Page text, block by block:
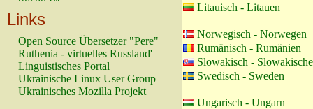
Links
Open Source Übersetzer "Pere"
Ruthenia - virtuelles Russland'
Linguistisches Portal
Ukrainische Linux User Group
Ukrainisches Mozilla Projekt
Litauisch - Litauen
Norwegisch - Norwegen
Rumänisch - Rumänien
Slowakisch -
Swedisch - Sweden
Ungarisch - Ungarn